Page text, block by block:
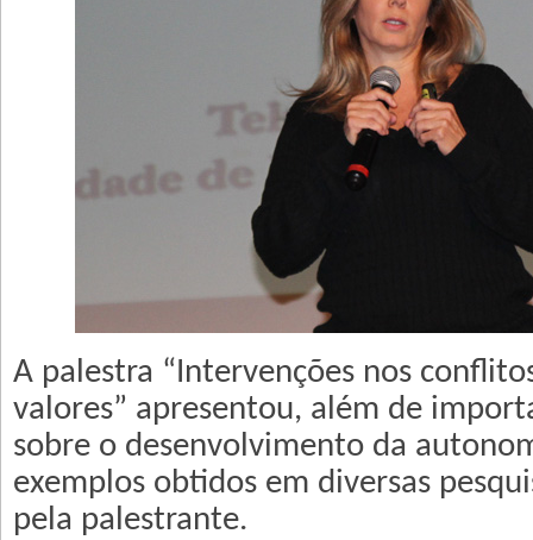
A palestra “Intervenções nos
valores” apresentou, além de
sobre o desenvolvimento da
exemplos obtidos em diversas
pela palestrante.